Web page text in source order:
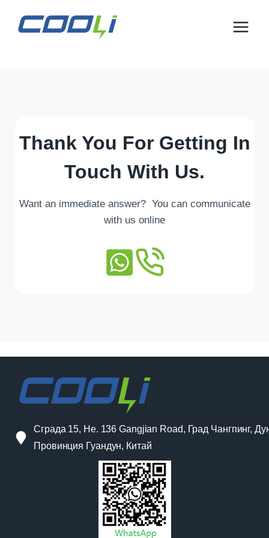
Thank You For Getting In
Touch With Us.
Want an immediate answer? You can communicate
with us online
Сграда 15, Не. 136 Gangjian Road, Град Чангпинг,
Провинция Гуандун, Китай